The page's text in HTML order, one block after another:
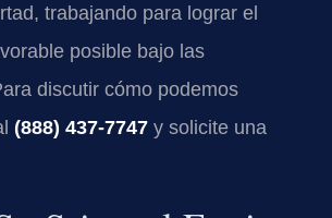
trabajando para lograr el
posible bajo las
discutir cómo podemos
(888) 437-7747 y solicite una